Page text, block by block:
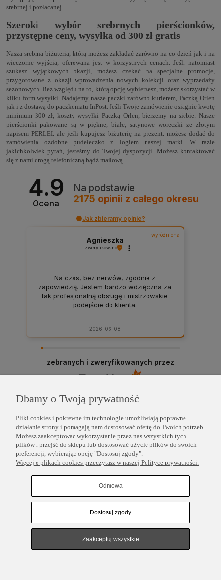
srebrnej i pozłacanej.
Szeroki wybór srebrnych pierścionków,
przystępne ceny, wysyłka od 300 zł gratis
Nasza srebrna biżuteria, którą możesz zakładać zarówno na co dzień jak i na
wieczorne wyjścia, oferowana jest w korzystnych cenach. Jeśli natomiast
szukasz wyjątkowych okazji, możesz czekać na specjalne promocje,
przygotowane z okazji wprowadzenia nowych kolekcji oraz wyprzedaży
sezonowych. Bez względu na to, którą opcję wybierzesz, możesz skorzystać w
kilku form wysyłki. Nadajemy nasze paczki zarówno kurierem, Paczką Orlen
jak i z dostawą do paczkomatu InPost. Jeśli Twoje zamówienie osiągnie kwotę
minimum 300 zł, koszty wysyłki Paczką Orlen, bierzemy na siebie. Nasze
pierścionki pakowane są w piękne, białe, satynowe woreczki ze złotym
napisem PERLEI, ale jeśli kupujesz biżuterię na prezent, możesz dodać do
zamówienia ozdobne pudełeczko z logiem naszej marki. W razie
jakichkolwiek pytań, jesteśmy do Twojej dyspozycji. Możesz kontaktować
się z nami drogą telefoniczną bądź mailową.
4.9
Ocena
Na podstawie
2175 opinii z całego okresu
Jak zbieramy opinie?
wyróżniona
Agnieszka
zweryfikowano
Na czas, bez nerwów, zgodnie z
zapowiedzią. Jestem bardzo wdzięczna za
tak profesjonalną obsługę i mistrzowskie
podejście do klienta.
2026-06-08
zebranych i zweryfikowanych przez
POMOC
INFORMACJE
Dbamy o Twoją prywatność
Pliki cookies i pokrewne im technologie umożliwiają poprawne
działanie strony i pomagają nam dostosować ofertę do Twoich potrzeb.
Możesz zaakceptować wykorzystanie przez nas wszystkich tych
plików i przejść do sklepu lub dostosować użycie plików do swoich
preferencji, wybierając opcję "Dostosuj zgody".
Więcej o plikach cookies przeczytasz w naszej Polityce prywatności.
Odmowa
Dostosuj zgody
Zaakceptuj wszystkie